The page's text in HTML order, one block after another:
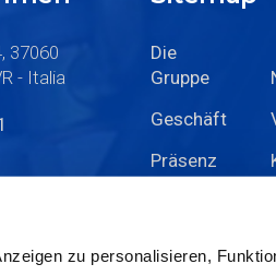
zu personalisieren,
37060
- Italia
Die
Gruppe
Geschäft
Präsenz